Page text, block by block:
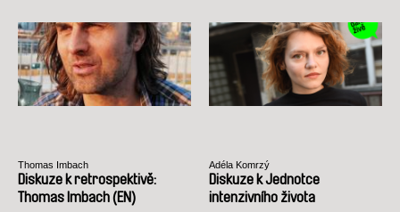
Thomas Imbach
Diskuze k retrospektivě:
Thomas Imbach (EN)
Adéla Komrzý
Diskuze k Jednotce
intenzivního života